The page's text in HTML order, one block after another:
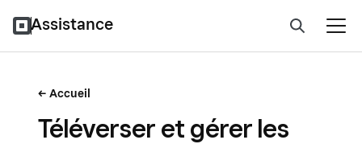
Assistance
Accueil
Téléverser et gérer les